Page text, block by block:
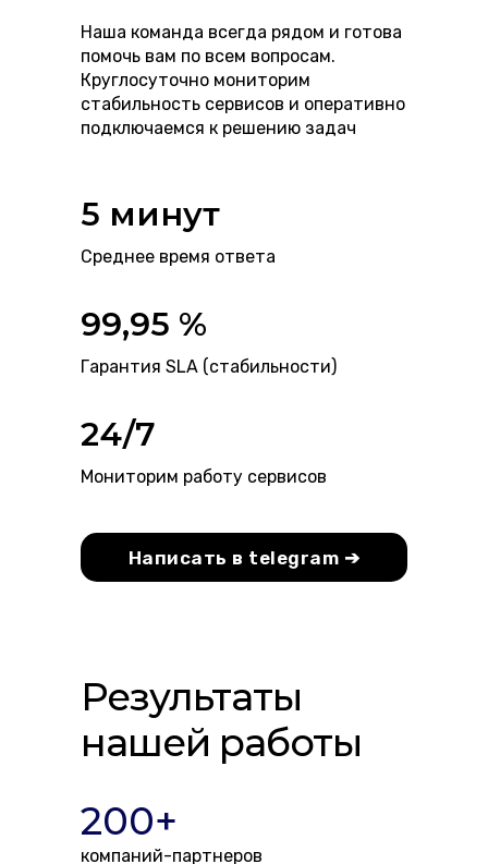
Наша команда всегда рядом и готова
помочь вам по всем вопросам.
Круглосуточно мониторим
стабильность сервисов и оперативно
подключаемся к решению задач
5 минут
Среднее время ответа
99,95 %
Гарантия SLA (стабильности)
24/7
Мониторим работу сервисов
Написать в telegram ➔
Результаты
нашей работы
200+
компаний-партнеров